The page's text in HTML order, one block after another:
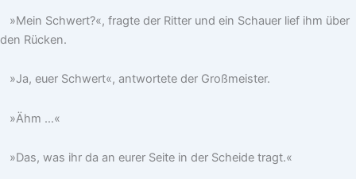
»Mein Schwert?«, fragte der Ritter und ein Schauer lief ihm über
den Rücken.
»Ja, euer Schwert«, antwortete der Großmeister.
»Ähm …«
»Das, was ihr da an eurer Seite in der Scheide tragt.«